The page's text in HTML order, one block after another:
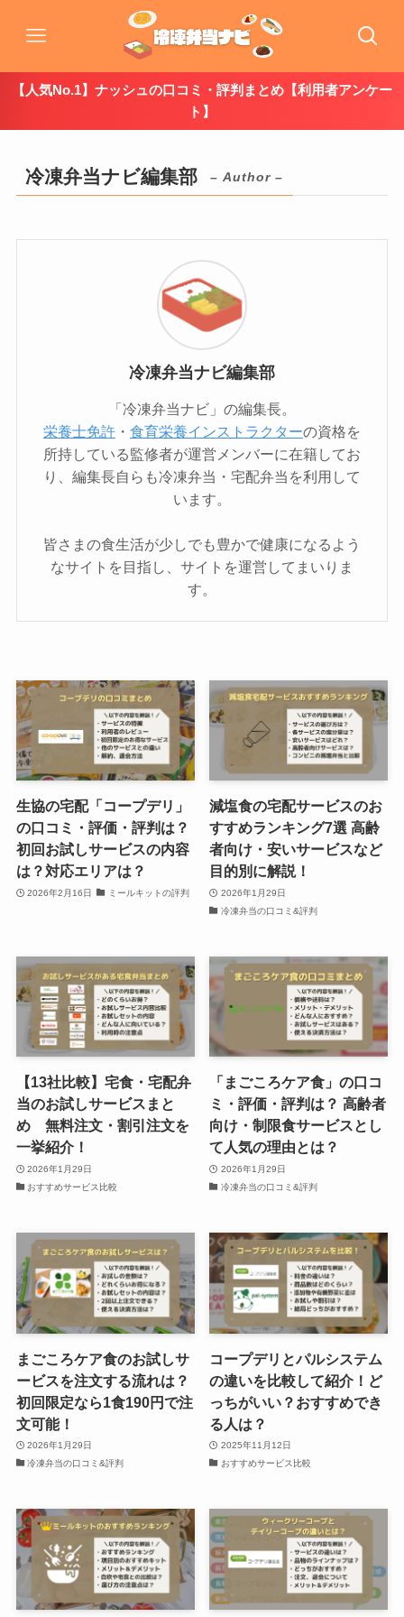
【人気No.1】ナッシュの口コミ・評判まとめ【利用者アンケー
ト】
冷凍弁当ナビ編集部 – Author –
冷凍弁当ナビ編集部
「冷凍弁当ナビ」の編集長。
栄養士免許 ・ 食育栄養インストラクターの資格を
所持している監修者が運営メンバーに在籍してお
り、編集長自らも冷凍弁当・宅配弁当を利用して
います。
皆さまの食生活が少しでも豊かで健康になるよう
なサイトを目指し、サイトを運営してまいりま
す。
生協の宅配「コープデリ」
の口コミ・評価・評判は？
初回お試しサービスの内容
は？対応エリアは？
2026年2月16日 ミールキットの評判
減塩食の宅配サービスのお
すすめランキング7選 高齢
者向け・安いサービスなど
目的別に解説！
2026年1月29日
冷凍弁当の口コミ&評判
【13社比較】宅食・宅配弁
当のお試しサービスまと
め 無料注文・割引注文を
一挙紹介！
2026年1月29日
おすすめサービス比較
「まごころケア食」の口コ
ミ・評価・評判は？ 高齢者
向け・制限食サービスとし
て人気の理由とは？
2026年1月29日
冷凍弁当の口コミ&評判
まごころケア食のお試しサ
ービスを注文する流れは？
初回限定なら1食190円で注
文可能！
2026年1月29日
冷凍弁当の口コミ&評判
コープデリとパルシステム
の違いを比較して紹介！ど
っちがいい？おすすめでき
る人は？
2025年11月12日
おすすめサービス比較